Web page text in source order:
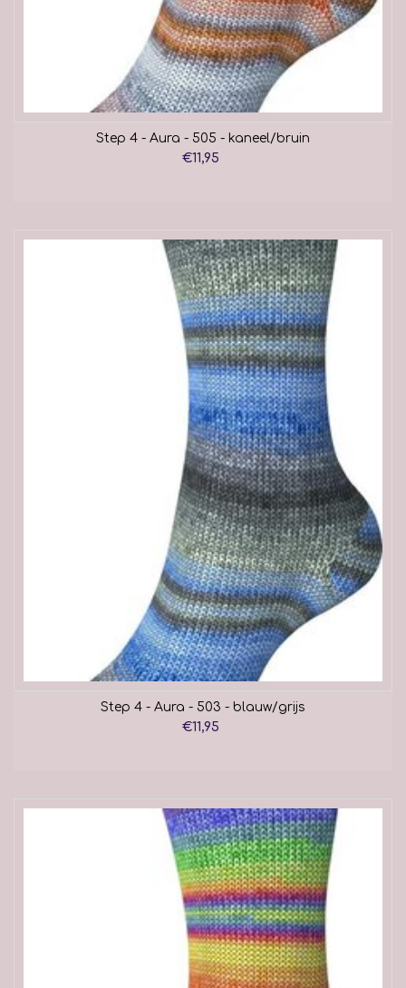
Step 4 - Aura - 505 - kaneel/bruin
€11,95
Step 4 - Aura - 503 - blauw/grijs
€11,95